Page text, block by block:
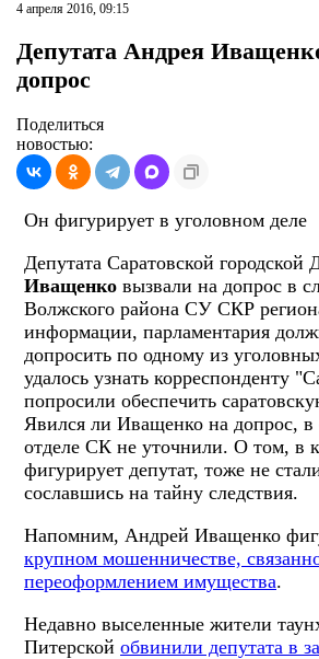
4 апреля 2016, 09:15
Депутата Андрея
допрос
Поделиться
новостью:
Он фигурирует в уголовном деле
Депутата Саратовской городской
Иващенко вызвали на допрос в
Волжского района СУ СКР
информации, парламентария
допросить по одному из
удалось узнать корреспонденту
попросили обеспечить
Явился ли Иващенко на допрос, в
отделе СК не уточнили. О том, в
фигурирует депутат, тоже не
сославшись на тайну следствия.
Напомним, Андрей Иващенко
крупном мошенничестве,
переоформлением имущества.
Недавно выселенные жители
Питерской обвинили депутата в